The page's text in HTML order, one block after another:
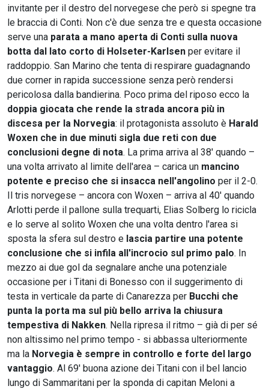
invitante per il destro del norvegese che però si spegne tra
le braccia di Conti. Non c'è due senza tre e questa occasione
serve una parata a mano aperta di Conti sulla nuova
botta dal lato corto di Holseter-Karlsen per evitare il
raddoppio. San Marino che tenta di respirare guadagnando
due corner in rapida successione senza però rendersi
pericolosa dalla bandierina. Poco prima del riposo ecco la
doppia giocata che rende la strada ancora più in
discesa per la Norvegia: il protagonista assoluto è Harald
Woxen che in due minuti sigla due reti con due
conclusioni degne di nota. La prima arriva al 38' quando –
una volta arrivato al limite dell'area – carica un mancino
potente e preciso che si insacca nell'angolino per il 2-0.
Il tris norvegese – ancora con Woxen – arriva al 40' quando
Arlotti perde il pallone sulla trequarti, Elias Solberg lo ricicla
e lo serve al solito Woxen che una volta dentro l'area si
sposta la sfera sul destro e lascia partire una potente
conclusione che si infila all'incrocio sul primo palo. In
mezzo ai due gol da segnalare anche una potenziale
occasione per i Titani di Bonesso con il suggerimento di
testa in verticale da parte di Canarezza per Bucchi che
punta la porta ma sul più bello arriva la chiusura
tempestiva di Nakken. Nella ripresa il ritmo – già di per sé
non altissimo nel primo tempo - si abbassa ulteriormente
ma la Norvegia è sempre in controllo e forte del largo
vantaggio. Al 69' buona azione dei Titani con il bel lancio
lungo di Sammaritani per la sponda di capitan Meloni a